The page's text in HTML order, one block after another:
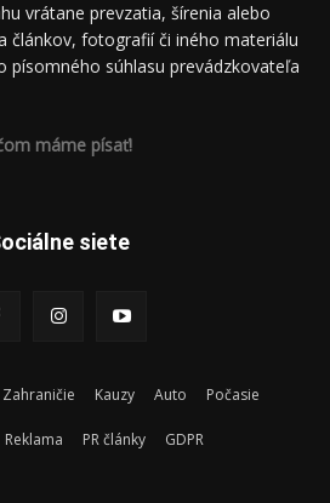
vrátane prevzatia, šírenia alebo
článkov, fotografií či iného materiálu
písomného súhlasu prevádzkovateľa
máme písať!
siete
Zahraničie Kauzy Auto Počasie
Reklama PR články GDPR